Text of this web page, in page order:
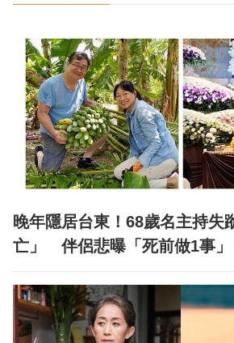
晚年隱居台東！68歲名主持失
亡」 伴侶悲曝「死前做1事」